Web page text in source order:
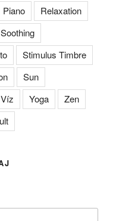
Piano
Relaxation
Soothing
Stimulus Timbre
Sun
Víz Yoga
Zen